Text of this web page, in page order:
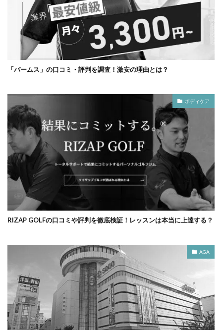
「パームス」の口コミ・評判を調査！激安の理由とは？
ボディケア
RIZAP GOLFの口コミや評判を徹底検証！レッスンは本当に上達する？
AGA